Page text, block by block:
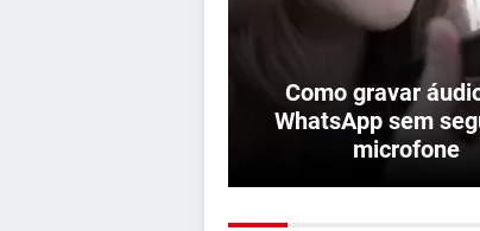
Como gravar
WhatsApp sem
microfone